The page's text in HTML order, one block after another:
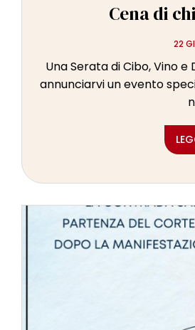
Cena di
22
Una Serata di Cibo, Vino
annunciarvi un evento